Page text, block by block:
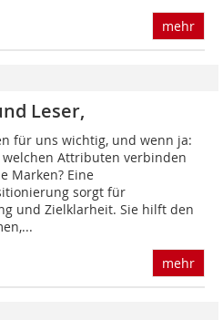
mehr
Leser,
für uns wichtig, und wenn ja:
welchen Attributen verbinden
Marken? Eine
sorgt für
und Zielklarheit. Sie hilft den
mehr